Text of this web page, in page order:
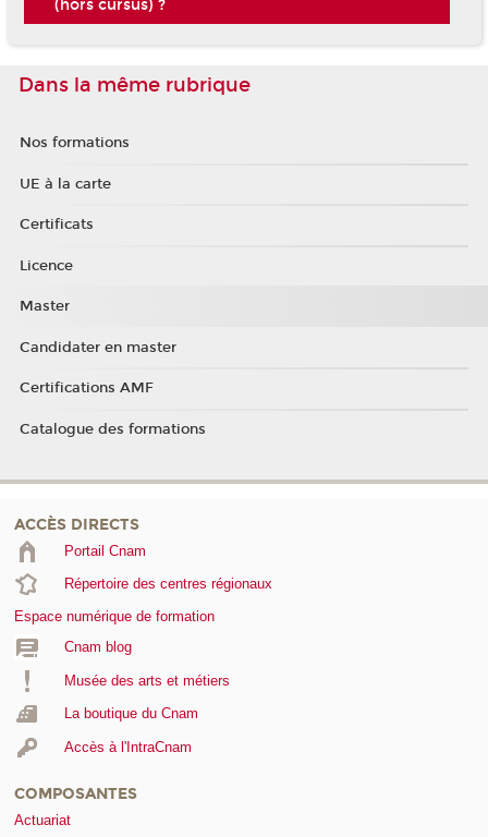
(hors cursus) ?
Dans la même rubrique
Nos formations
UE à la carte
Certificats
Licence
Master
Candidater en master
Certifications AMF
Catalogue des formations
ACCÈS DIRECTS
Portail Cnam
Répertoire des centres régionaux
Espace numérique de formation
Cnam blog
Musée des arts et métiers
La boutique du Cnam
Accès à l'IntraCnam
COMPOSANTES
Actuariat